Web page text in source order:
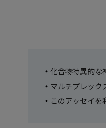
化合物特異的な
マルチプレック
このアッセイ